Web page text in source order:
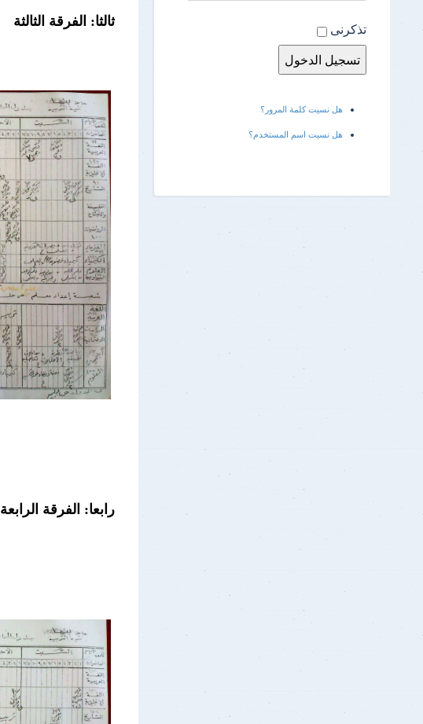
ثالثا: الفرقة الثالثة
رابعا: الفرقة الرابعة
تذكرنى
هل نسيت كلمة المرور؟
هل نسيت اسم المستخدم؟